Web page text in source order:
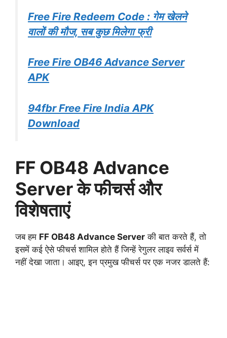
Free Fire Redeem Code : गेम खेलने
वालों की मौज, सब कुछ मिलेगा फ्री
Free Fire OB46 Advance Server
APK
94fbr Free Fire India APK
Download
FF OB48 Advance
Server के फीचर्स और
विशेषताएं
जब हम FF OB48 Advance Server की बात करते हैं, तो
इसमें कई ऐसे फीचर्स शामिल होते हैं जिन्हें रेगुलर लाइव सर्वर्स में
नहीं देखा जाता। आइए, इन प्रमुख फीचर्स पर एक नजर डालते हैं: